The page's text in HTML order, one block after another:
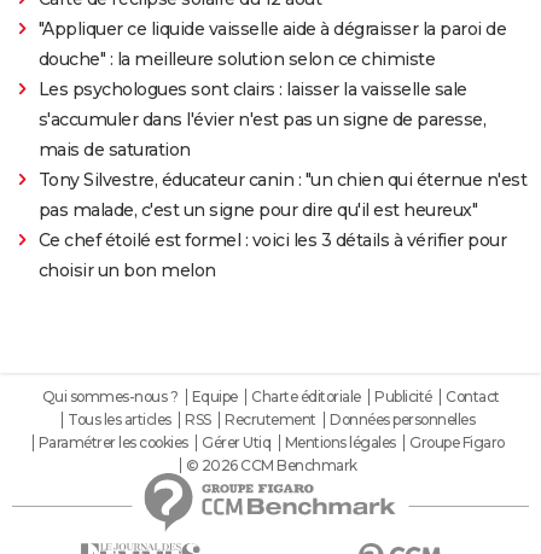
"Appliquer ce liquide vaisselle aide à dégraisser la paroi de
douche" : la meilleure solution selon ce chimiste
Les psychologues sont clairs : laisser la vaisselle sale
s'accumuler dans l'évier n'est pas un signe de paresse,
mais de saturation
Tony Silvestre, éducateur canin : "un chien qui éternue n'est
pas malade, c'est un signe pour dire qu'il est heureux"
Ce chef étoilé est formel : voici les 3 détails à vérifier pour
choisir un bon melon
Qui sommes-nous ? Equipe Charte éditoriale Publicité
Contact
Tous les articles
RSS Recrutement
Données personnelles
Paramétrer les cookies
Gérer Utiq Mentions légales
Groupe Figaro
© 2026 CCM Benchmark